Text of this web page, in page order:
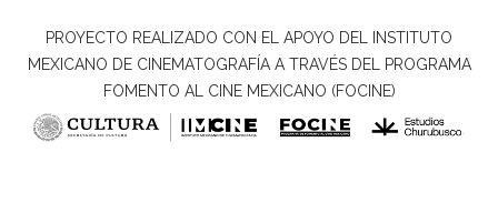
PROYECTO REALIZADO CON EL APOYO DEL INSTITUTO
MEXICANO DE CINEMATOGRAFÍA A TRAVÉS DEL PROGRAMA
FOMENTO AL CINE MEXICANO (FOCINE)